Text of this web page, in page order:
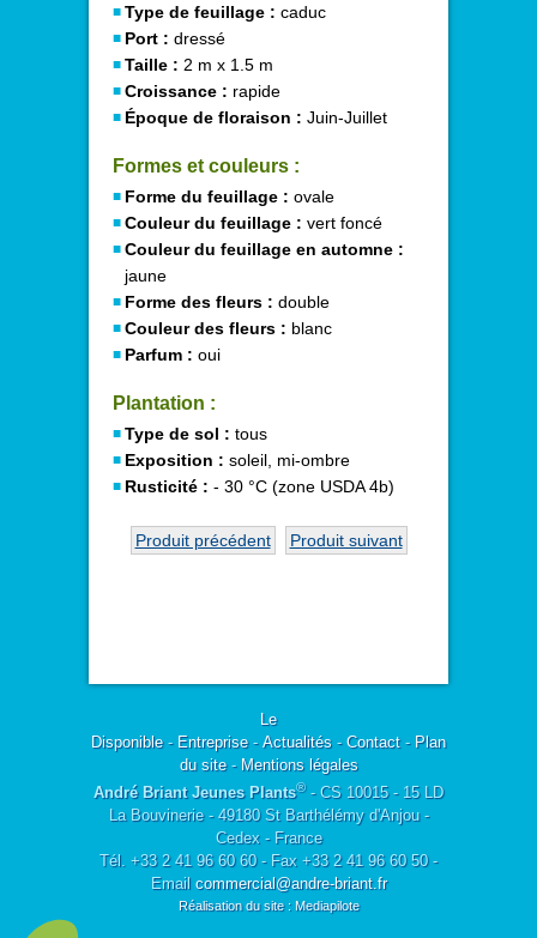
Type de feuillage : caduc
Port : dressé
Taille : 2 m x 1.5 m
Croissance : rapide
Époque de floraison : Juin-Juillet
Formes et couleurs :
Forme du feuillage : ovale
Couleur du feuillage : vert foncé
Couleur du feuillage en automne :
jaune
Forme des fleurs : double
Couleur des fleurs : blanc
Parfum : oui
Plantation :
Type de sol : tous
Exposition : soleil, mi-ombre
Rusticité : - 30 °C (zone USDA 4b)
Produit précédent Produit suivant
Le
Disponible- Entreprise- Actualités - Contact- Plan
du site- Mentions légales
André Briant Jeunes Plants®- CS 10015 - 15 LD
La Bouvinerie - 49180 St Barthélémy d'Anjou -
Cedex - France
Tél. +33 2 41 96 60 60 - Fax +33 2 41 96 60 50 -
Email commercial@andre-briant.fr
Réalisation du site : Mediapilote